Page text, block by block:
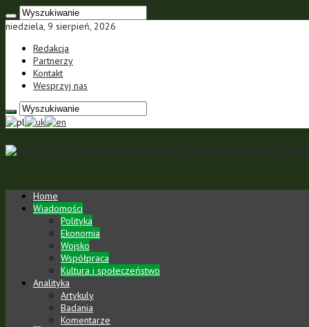
niedziela, 9 sierpień, 2026
Redakcja
Partnerzy
Kontakt
Wesprzyj nas
Home
Wiadomości
Polityka
Ekonomia
Wojsko
Współpraca
Kultura i społeczeństwo
Analityka
Artykuly
Badania
Komentarze